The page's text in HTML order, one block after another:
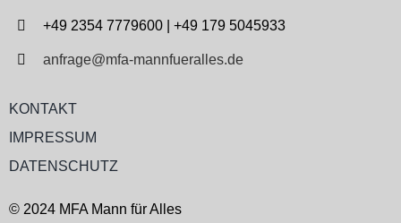
+49 2354 7779600 | +49 179 5045933
anfrage@mfa-mannfueralles.de
KONTAKT
IMPRESSUM
DATENSCHUTZ
© 2024 MFA Mann für Alles